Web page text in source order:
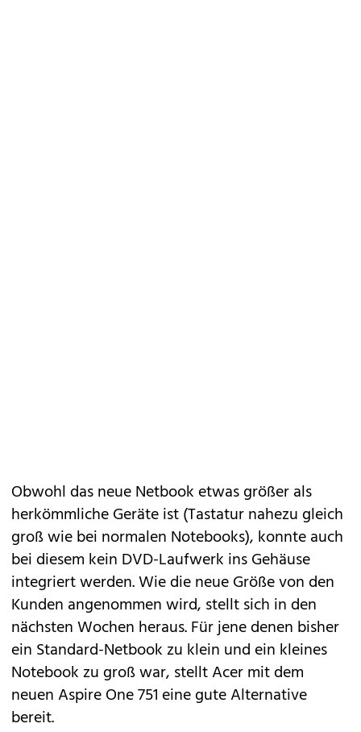
Obwohl das neue Netbook etwas größer als
herkömmliche Geräte ist (Tastatur nahezu gleich
groß wie bei normalen Notebooks), konnte auch
bei diesem kein DVD-Laufwerk ins Gehäuse
integriert werden. Wie die neue Größe von den
Kunden angenommen wird, stellt sich in den
nächsten Wochen heraus. Für jene denen bisher
ein Standard-Netbook zu klein und ein kleines
Notebook zu groß war, stellt Acer mit dem
neuen Aspire One 751 eine gute Alternative
bereit.